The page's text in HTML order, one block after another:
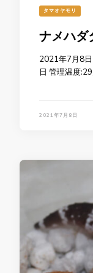
タマオヤモリ
ナメハダ
2021年7月8
日 管理温度
2021年7月8日